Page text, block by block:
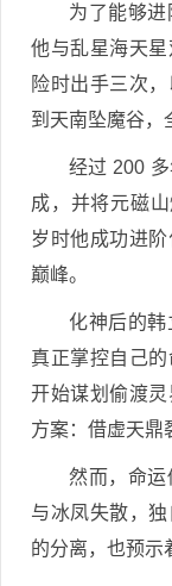
为了能够进
他与乱星海天
险时出手三次
到天南坠魔谷，
经过 200
成，并将元磁
岁时他成功进
巅峰。
化神后的
真正掌控自己
开始谋划偷渡
方案：借虚天鼎
然而，命运
与冰凤失散，
的分离，也预示